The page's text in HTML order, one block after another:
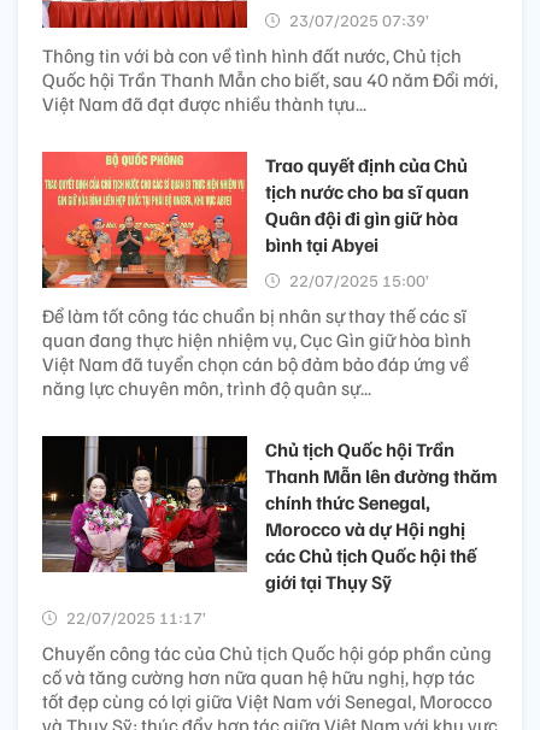
23/07/2025 07:39’
Thông tin với bà con về tình hình đất nước, Chủ tịch
Quốc hội Trần Thanh Mẫn cho biết, sau 40 năm Đổi mới,
Việt Nam đã đạt được nhiều thành tựu...
Trao quyết định của Chủ
tịch nước cho ba sĩ quan
Quân đội đi gìn giữ hòa
bình tại Abyei
22/07/2025 15:00’
Để làm tốt công tác chuẩn bị nhân sự thay thế các sĩ
quan đang thực hiện nhiệm vụ, Cục Gìn giữ hòa bình
Việt Nam đã tuyển chọn cán bộ đảm bảo đáp ứng về
năng lực chuyên môn, trình độ quân sự...
Chủ tịch Quốc hội Trần
Thanh Mẫn lên đường thăm
chính thức Senegal,
Morocco và dự Hội nghị
các Chủ tịch Quốc hội thế
giới tại Thụy Sỹ
22/07/2025 11:17’
Chuyến công tác của Chủ tịch Quốc hội góp phần củng
cố và tăng cường hơn nữa quan hệ hữu nghị, hợp tác
tốt đẹp cùng có lợi giữa Việt Nam với Senegal, Morocco
và Thụy Sỹ; thúc đẩy hợp tác giữa Việt Nam với khu vực